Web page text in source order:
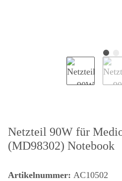
Netzteil 90W für
(MD98302) Notebook
Artikelnummer: AC10502